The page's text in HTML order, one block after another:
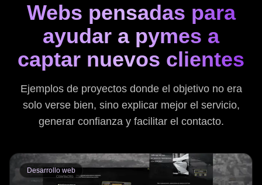
Webs pensadas para
ayudar a pymes a
captar nuevos clientes
Ejemplos de proyectos donde el objetivo no era
solo verse bien, sino explicar mejor el servicio,
generar confianza y facilitar el contacto.
Desarrollo web